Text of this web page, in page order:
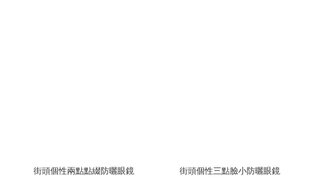
街頭個性兩點點綴防曬眼鏡 街頭個性三點臉小防曬眼鏡